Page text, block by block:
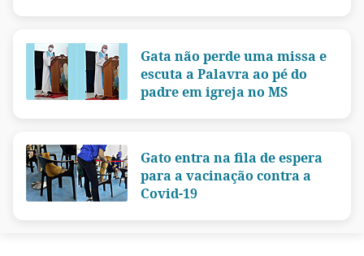
Gata não perde uma missa e
escuta a Palavra ao pé do
padre em igreja no MS
Gato entra na fila de espera
para a vacinação contra a
Covid-19